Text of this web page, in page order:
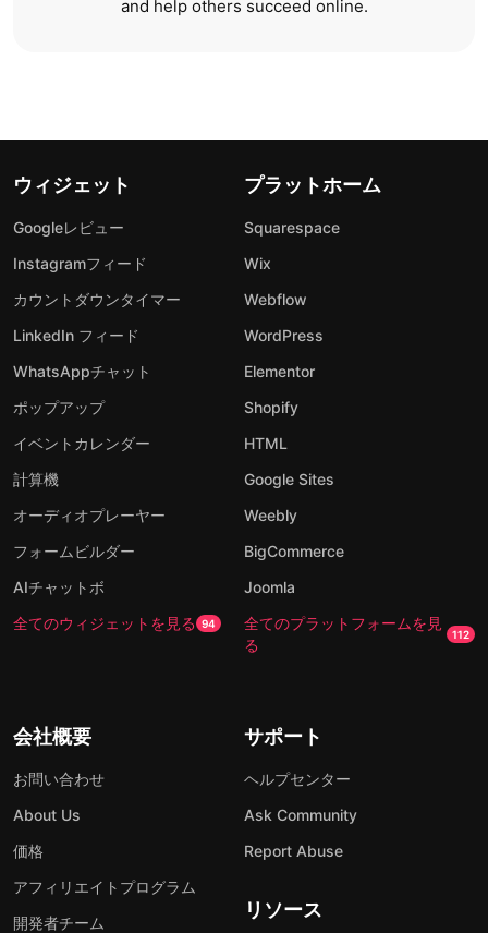
and help others succeed online.
ウィジェット
Googleレビュー
Instagramフィード
カウントダウンタイマー
LinkedIn フィード
WhatsAppチャット
ポップアップ
イベントカレンダー
計算機
オーディオプレーヤー
フォームビルダー
AIチャットボ
全てのウィジェットを見る 94
プラットホーム
Squarespace
Wix
Webflow
WordPress
Elementor
Shopify
HTML
Google Sites
Weebly
BigCommerce
Joomla
全てのプラットフォームを見
る
112
会社概要
お問い合わせ
About Us
価格
アフィリエイトプログラム
開発者チーム
サポート
ヘルプセンター
Ask Community
Report Abuse
リソース